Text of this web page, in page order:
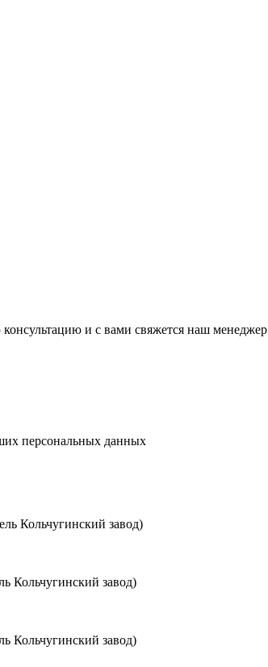
консультацию и с вами свяжется наш менеджер
персональных данных
Кольчугинский завод)
Кольчугинский завод)
Кольчугинский завод)